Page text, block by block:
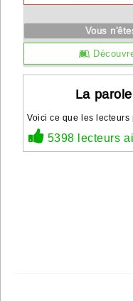
Vous
La
Voici ce que les
5398 lecteurs